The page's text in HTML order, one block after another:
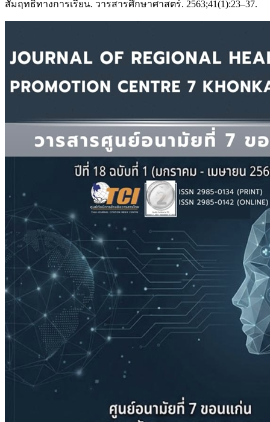
สัมฤทธิ์ทางการเรียน. วารสารศึกษาศาสตร์. 2563;41(1):23–37.